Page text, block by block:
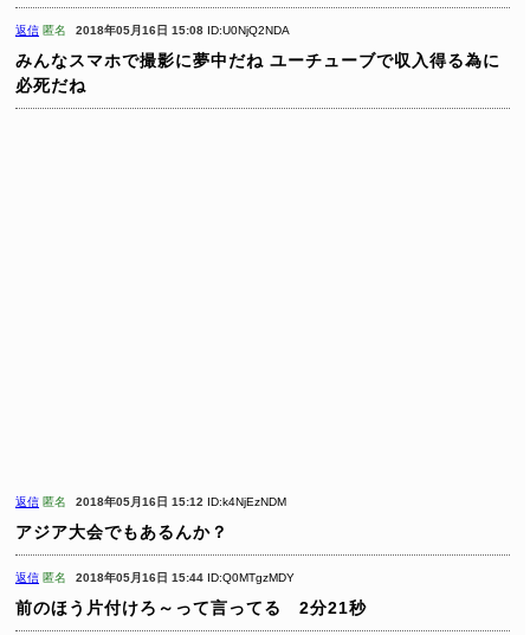
返信 匿名 2018年05月16日 15:08 ID:U0NjQ2NDA
みんなスマホで撮影に夢中だね ユーチューブで収入得る為に
必死だね
返信 匿名 2018年05月16日 15:12 ID:k4NjEzNDM
アジア大会でもあるんか？
返信 匿名 2018年05月16日 15:44 ID:Q0MTgzMDY
前のほう片付けろ～って言ってる 2分21秒